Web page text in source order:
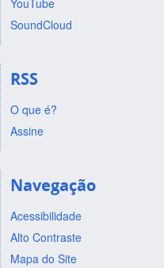
YouTube
SoundCloud
RSS
O que é?
Assine
Navegação
Acessibilidade
Alto Contraste
Mapa do Site